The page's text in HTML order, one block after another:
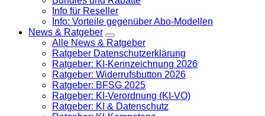
Info für Reseller
Info: Vorteile gegenüber Abo-Modellen
News & Ratgeber
Alle News & Ratgeber
Ratgeber Datenschutzerklärung
Ratgeber: KI-Kennzeichnung 2026
Ratgeber: Widerrufsbutton 2026
Ratgeber: BFSG 2025
Ratgeber: KI-Verordnung (KI-VO)
Ratgeber: KI & Datenschutz